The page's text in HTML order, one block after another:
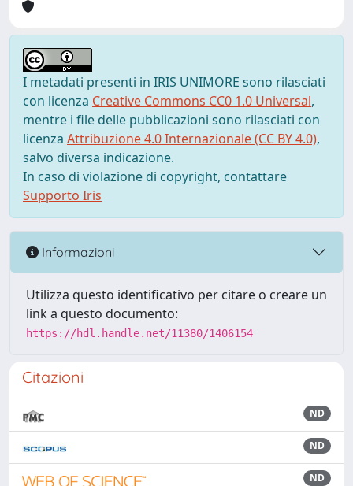
I metadati presenti in IRIS UNIMORE sono rilasciati
con licenza Creative Commons CC0 1.0 Universal,
mentre i file delle pubblicazioni sono rilasciati con
licenza Attribuzione 4.0 Internazionale (CC BY 4.0),
salvo diversa indicazione.
In caso di violazione di copyright, contattare
Supporto Iris
Informazioni
Utilizza questo identificativo per citare o creare un
link a questo documento:
https://hdl.handle.net/11380/1406154
Citazioni
ND
ND
ND